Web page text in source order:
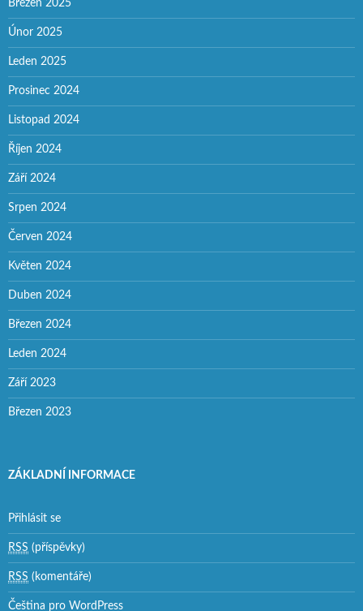
Březen 2025
Únor 2025
Leden 2025
Prosinec 2024
Listopad 2024
Říjen 2024
Září 2024
Srpen 2024
Červen 2024
Květen 2024
Duben 2024
Březen 2024
Leden 2024
Září 2023
Březen 2023
ZÁKLADNÍ INFORMACE
Přihlásit se
RSS (příspěvky)
RSS (komentáře)
Čeština pro WordPress